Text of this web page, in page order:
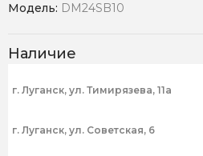
Модель: DM24SB10
Наличие
г. Луганск, ул. Тимирязева, 11а
г. Луганск, ул. Советская, 6